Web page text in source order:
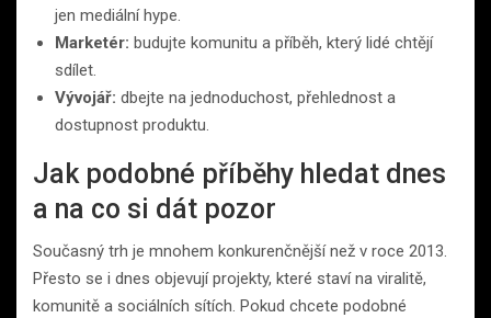
jen mediální hype.
Marketér: budujte komunitu a příběh, který lidé chtějí
sdílet.
Vývojář: dbejte na jednoduchost, přehlednost a
dostupnost produktu.
Jak podobné příběhy hledat dnes
a na co si dát pozor
Současný trh je mnohem konkurenčnější než v roce 2013.
Přesto se i dnes objevují projekty, které staví na viralitě,
komunitě a sociálních sítích. Pokud chcete podobné